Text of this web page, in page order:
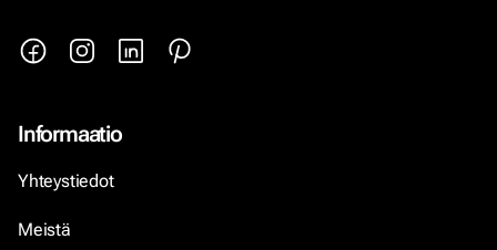
Informaatio
Yhteystiedot
Meistä